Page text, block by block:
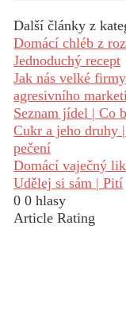
Další články z
Domácí chléb z
Jednoduchý recept
Jak nás velké
agresivního
Seznam jídel | Co
Cukr a jeho druhy
pečení
Domácí vaječný
Udělej si sám | Pití
0 0 hlasy
Article Rating